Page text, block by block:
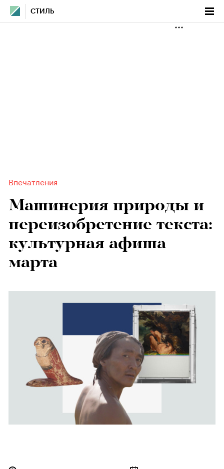
СТИЛЬ
Впечатления
Машинерия природы и
переизобретение текста:
культурная афиша
марта